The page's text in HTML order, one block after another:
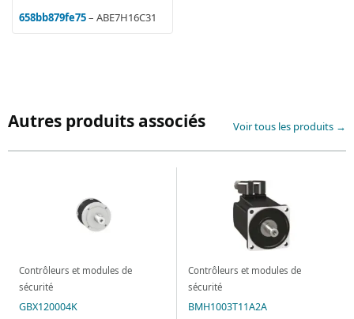
658bb879fe75– ABE7H16C31
Autres produits associés Voir tous les produits →
Contrôleurs et modules de
sécurité
GBX120004K
Contrôleurs et modules de
sécurité
BMH1003T11A2A